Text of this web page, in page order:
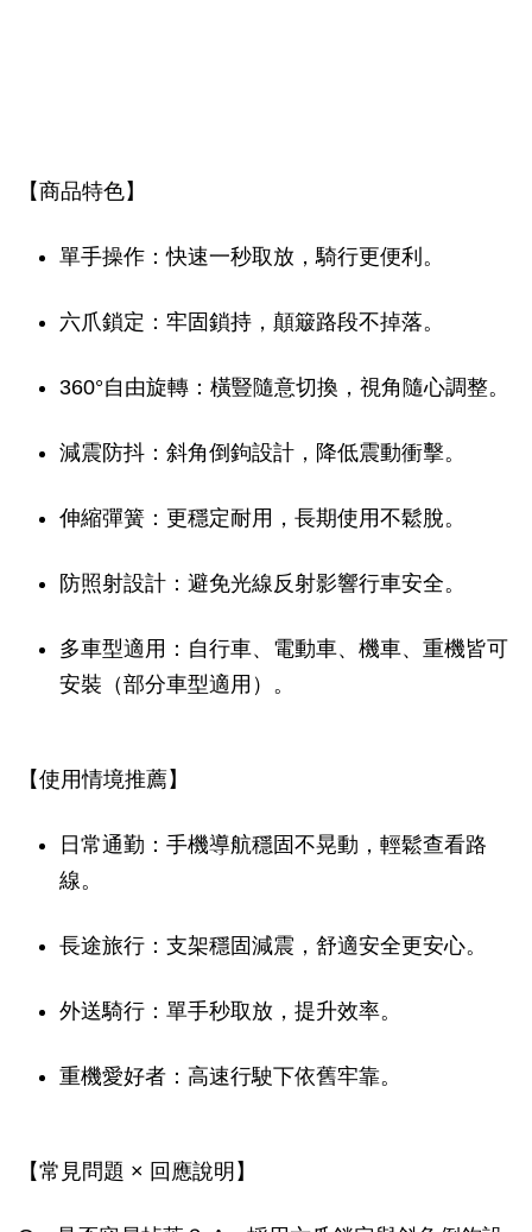
【商品特色】
單手操作：快速一秒取放，騎行更便利。
六爪鎖定：牢固鎖持，顛簸路段不掉落。
360°自由旋轉：橫豎隨意切換，視角隨心調整。
減震防抖：斜角倒鉤設計，降低震動衝擊。
伸縮彈簧：更穩定耐用，長期使用不鬆脫。
防照射設計：避免光線反射影響行車安全。
多車型適用：自行車、電動車、機車、重機皆可
安裝（部分車型適用）。
【使用情境推薦】
日常通勤：手機導航穩固不晃動，輕鬆查看路
線。
長途旅行：支架穩固減震，舒適安全更安心。
外送騎行：單手秒取放，提升效率。
重機愛好者：高速行駛下依舊牢靠。
【常見問題 × 回應說明】